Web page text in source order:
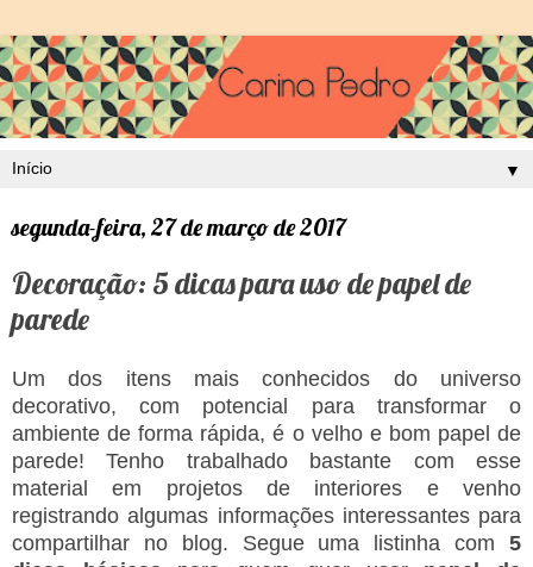
▼
segunda-feira, 27 de março de 2017
Decoração: 5 dicas para uso de papel de
parede
Um dos itens mais conhecidos do universo
decorativo, com potencial para transformar o
ambiente de forma rápida, é o velho e bom papel de
parede! Tenho trabalhado bastante com esse
material em projetos de interiores e venho
registrando algumas informações interessantes para
compartilhar no blog. Segue uma listinha com 5